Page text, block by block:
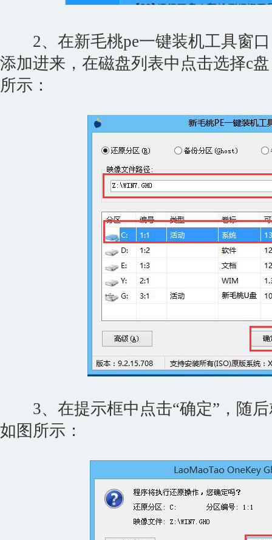
2、在新毛桃pe一键装机工具窗口
添加进来，在磁盘列表中点击选择c
所示：
3、在提示框中点击“确定”，随后
如图所示：